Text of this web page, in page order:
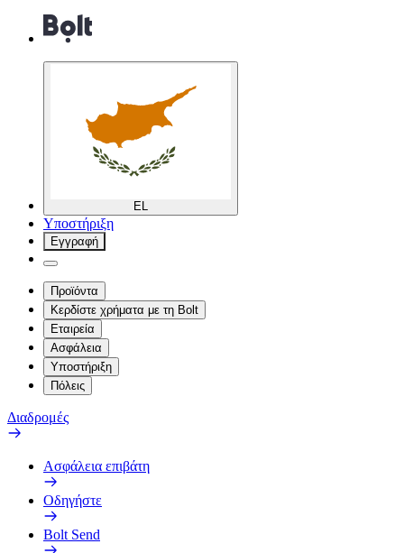
EL
Υποστήριξη
Εγγραφή
Προϊόντα
Κερδίστε χρήματα με τη Bolt
Εταιρεία
Ασφάλεια
Υποστήριξη
Πόλεις
Διαδρομές
Ασφάλεια επιβάτη
Οδηγήστε
Bolt Send